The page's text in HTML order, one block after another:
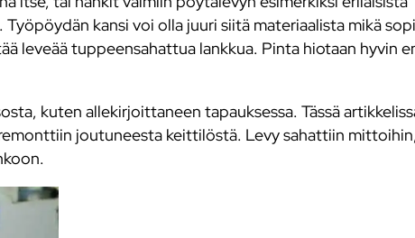
kansi voi olla juuri siitä materiaalista mikä
leveää tuppeensahattua lankkua. Pinta hiotaan hyvin
kuten allekirjoittaneen tapauksessa. Tässä
joutuneesta keittilöstä. Levy sahattiin